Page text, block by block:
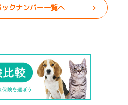
クナンバー一覧へ